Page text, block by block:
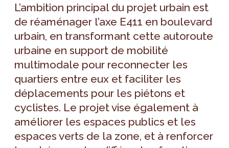
L’ambition principal du projet urbain est
de réaménager l’axe E411 en boulevard
urbain, en transformant cette autoroute
urbaine en support de mobilité
multimodale pour reconnecter les
quartiers entre eux et faciliter les
déplacements pour les piétons et
cyclistes. Le projet vise également à
améliorer les espaces publics et les
espaces verts de la zone, et à renforcer